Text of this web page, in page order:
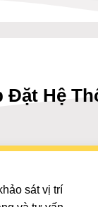
Đặt Hệ
sát vị trí